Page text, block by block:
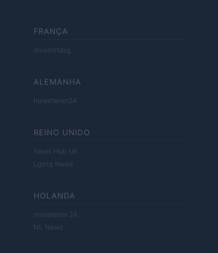
FRANÇA
InvestirMag
ALEMANHA
Investieren24
REINO UNIDO
News Hub UK
Lgbtq News
HOLANDA
Investeren 24
NL Newz